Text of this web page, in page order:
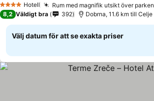
4 StjärnorHotell Rum med magnifik utsikt över parken
8,2 Väldigt bra 392 Dobrna, 11.6 km till Celje
Välj datum för att se exakta priser